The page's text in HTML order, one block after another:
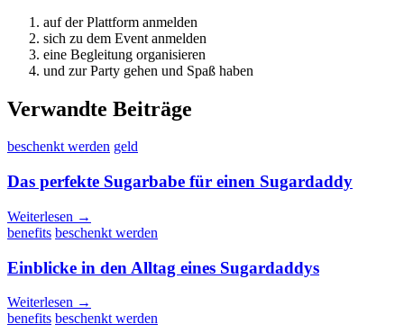
auf der Plattform anmelden
sich zu dem Event anmelden
eine Begleitung organisieren
und zur Party gehen und Spaß haben
Verwandte Beiträge
beschenkt werden geld
Das perfekte Sugarbabe für einen Sugardaddy
Weiterlesen →
benefits beschenkt werden
Einblicke in den Alltag eines Sugardaddys
Weiterlesen →
benefits beschenkt werden